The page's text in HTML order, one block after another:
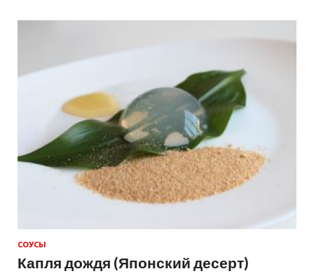
СОУСЫ
Капля дождя (Японский десерт)